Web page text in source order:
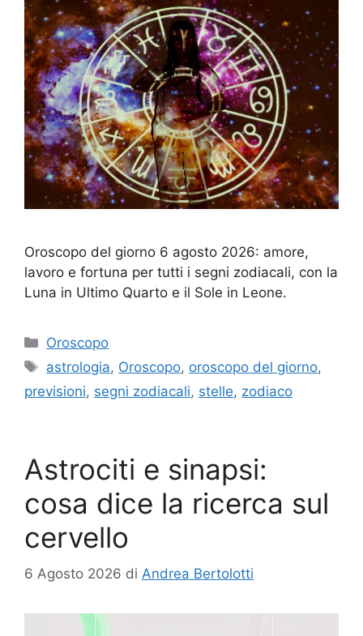
Oroscopo del giorno 6 agosto 2026: amore,
lavoro e fortuna per tutti i segni zodiacali, con la
Luna in Ultimo Quarto e il Sole in Leone.
Categorie
Oroscopo
Tag
astrologia, Oroscopo, oroscopo del giorno,
previsioni, segni zodiacali, stelle, zodiaco
Astrociti e sinapsi:
cosa dice la ricerca sul
cervello
6 Agosto 2026 di Andrea Bertolotti